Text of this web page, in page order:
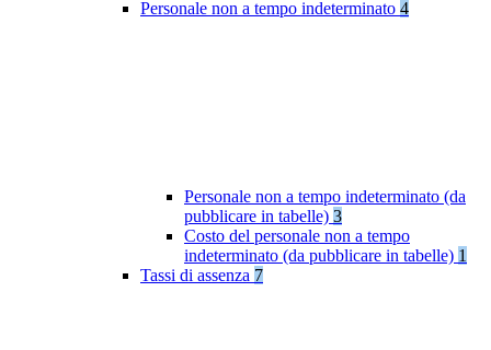
Personale non a tempo indeterminato 4
Personale non a tempo indeterminato (da
pubblicare in tabelle) 3
Costo del personale non a tempo
indeterminato (da pubblicare in tabelle) 1
Tassi di assenza 7